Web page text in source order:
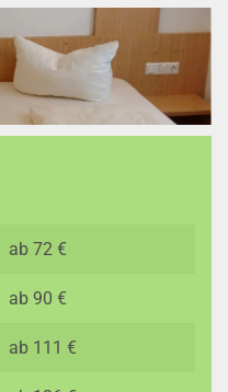
ab 72 €
ab 90 €
ab 111 €